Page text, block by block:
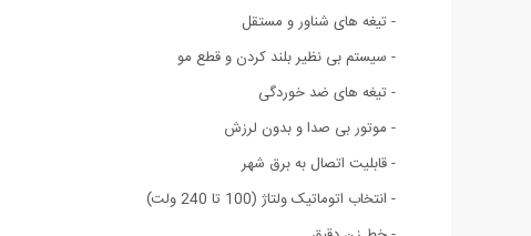
- تیغه های شناور و مستقل
- سیستم بی نظیر بلند کردن و قطع مو
- تیغه های ضد خوردگی
- موتور بی صدا و بدون لرزش
- قابلیت اتصال به برق شهر
- انتخاب اتوماتیک ولتاژ (100 تا 240 ولت)